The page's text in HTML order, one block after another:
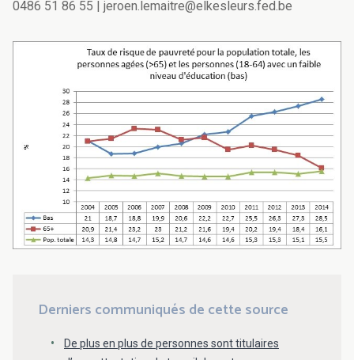
0486 51 86 55 | jeroen.lemaitre@elkesleurs.fed.be
Derniers communiqués de cette source
De plus en plus de personnes sont titulaires